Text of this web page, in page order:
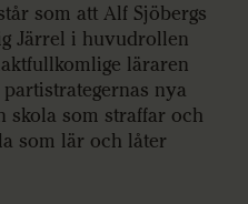
som att Alf Sjöbergs
Järrel i huvudrollen
läraren
nya
skola som straffar och
som lär och låter